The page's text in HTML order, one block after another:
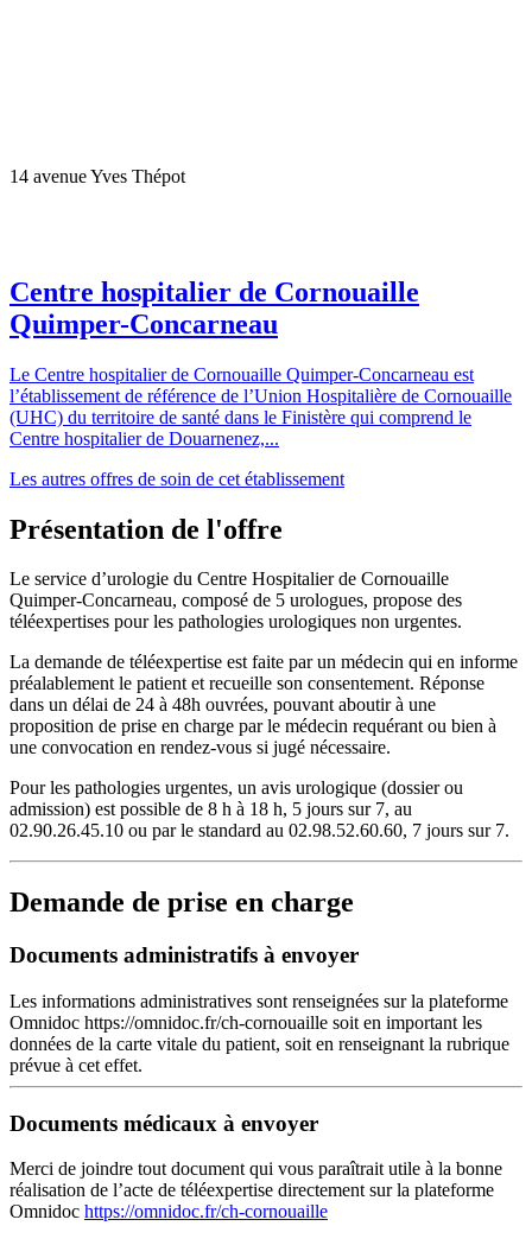
14 avenue Yves Thépot
Centre hospitalier de Cornouaille
Quimper-Concarneau
Le Centre hospitalier de Cornouaille Quimper-Concarneau est
l’établissement de référence de l’Union Hospitalière de Cornouaille
(UHC) du territoire de santé dans le Finistère qui comprend le
Centre hospitalier de Douarnenez,...
Les autres offres de soin de cet établissement
Présentation de l'offre
Le service d’urologie du Centre Hospitalier de Cornouaille
Quimper-Concarneau, composé de 5 urologues, propose des
téléexpertises pour les pathologies urologiques non urgentes.
La demande de téléexpertise est faite par un médecin qui en informe
préalablement le patient et recueille son consentement. Réponse
dans un délai de 24 à 48h ouvrées, pouvant aboutir à une
proposition de prise en charge par le médecin requérant ou bien à
une convocation en rendez-vous si jugé nécessaire.
Pour les pathologies urgentes, un avis urologique (dossier ou
admission) est possible de 8 h à 18 h, 5 jours sur 7, au
02.90.26.45.10 ou par le standard au 02.98.52.60.60, 7 jours sur 7.
Demande de prise en charge
Documents administratifs à envoyer
Les informations administratives sont renseignées sur la plateforme
Omnidoc https://omnidoc.fr/ch-cornouaille soit en important les
données de la carte vitale du patient, soit en renseignant la rubrique
prévue à cet effet.
Documents médicaux à envoyer
Merci de joindre tout document qui vous paraîtrait utile à la bonne
réalisation de l’acte de téléexpertise directement sur la plateforme
Omnidoc https://omnidoc.fr/ch-cornouaille